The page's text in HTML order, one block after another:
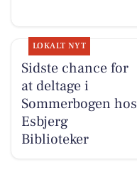
LOKALT NYT
Sidste chance for
at deltage i
Sommerbogen hos
Esbjerg
Biblioteker